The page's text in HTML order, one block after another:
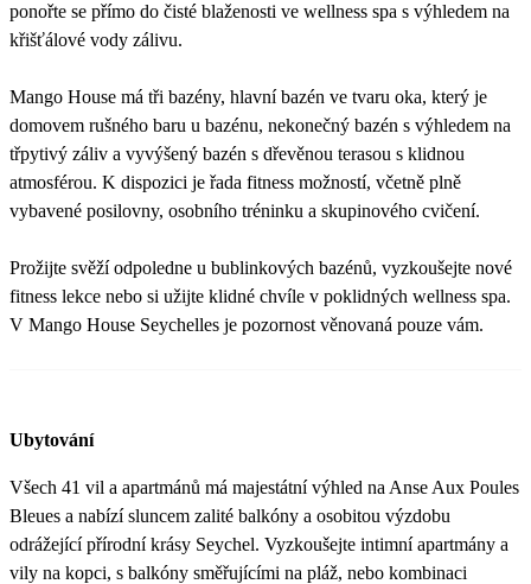
ponořte se přímo do čisté blaženosti ve wellness spa s výhledem na
křišťálové vody zálivu.
Mango House má tři bazény, hlavní bazén ve tvaru oka, který je
domovem rušného baru u bazénu, nekonečný bazén s výhledem na
třpytivý záliv a vyvýšený bazén s dřevěnou terasou s klidnou
atmosférou. K dispozici je řada fitness možností, včetně plně
vybavené posilovny, osobního tréninku a skupinového cvičení.
Prožijte svěží odpoledne u bublinkových bazénů, vyzkoušejte nové
fitness lekce nebo si užijte klidné chvíle v poklidných wellness spa.
V Mango House Seychelles je pozornost věnovaná pouze vám.
Ubytování
Všech 41 vil a apartmánů má majestátní výhled na Anse Aux Poules
Bleues a nabízí sluncem zalité balkóny a osobitou výzdobu
odrážející přírodní krásy Seychel. Vyzkoušejte intimní apartmány a
vily na kopci, s balkóny směřujícími na pláž, nebo kombinaci